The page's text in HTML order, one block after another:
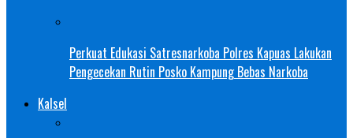
Perkuat Edukasi Satresnarkoba Polres Kapuas Lakukan
Pengecekan Rutin Posko Kampung Bebas Narkoba
Kalsel